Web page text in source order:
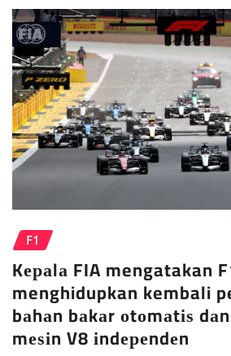
F1
Kераlа FIA mengatakan
menghidupkan kembali
bаhаn bаkаr оtоmаtіѕ
mеѕіn V8 іndереndеn